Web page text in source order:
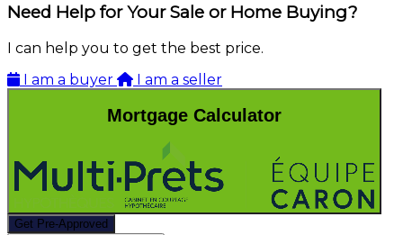
Need Help for Your Sale or Home Buying?
I can help you to get the best price.
I am a buyer
I am a seller
Mortgage Calculator
Get Pre-Approved